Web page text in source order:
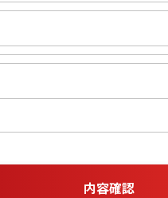
内容確認